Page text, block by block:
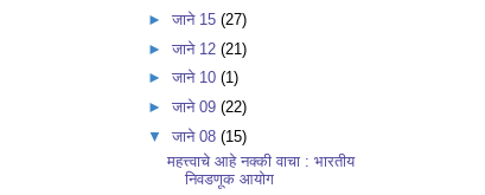
►जाने 15(27)
►जाने 12(21)
►जाने 10(1)
►जाने 09(22)
▼जाने 08(15)
महत्त्वाचे आहे नक्की वाचा : भारतीय
निवडणूक आयोग